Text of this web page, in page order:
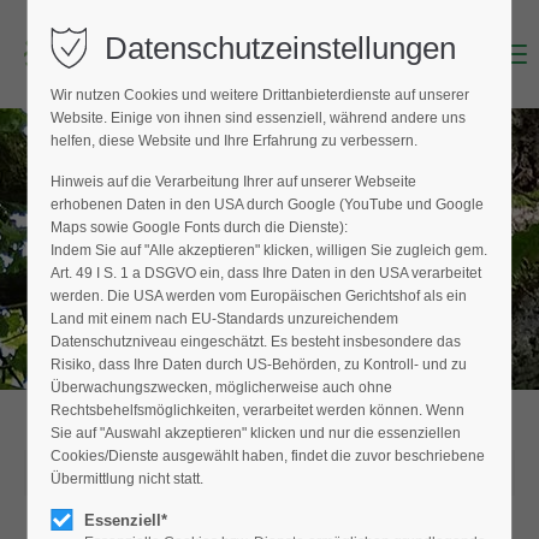
Login
Benutzername (E-Mailadresse)
Passwort
Anmelden
Register|Lost your password?
Support
Menu
AKTUELLE MELDUNGEN
vom Fachverband Baumpflege e.V.
10.03.2022
Datenschutzeinstellungen
Wir nutzen Cookies und weitere Drittanbieterdienste auf unserer
Website. Einige von ihnen sind essenziell, während andere uns
helfen, diese Website und Ihre Erfahrung zu verbessern.
Hinweis auf die Verarbeitung Ihrer auf unserer Webseite
erhobenen Daten in den USA durch Google (YouTube und Google
Maps sowie Google Fonts durch die Dienste):
Indem Sie auf "Alle akzeptieren" klicken, willigen Sie zugleich gem.
Art. 49 I S. 1 a DSGVO ein, dass Ihre Daten in den USA verarbeitet
werden. Die USA werden vom Europäischen Gerichtshof als ein
Land mit einem nach EU-Standards unzureichendem
Datenschutzniveau eingeschätzt. Es besteht insbesondere das
Risiko, dass Ihre Daten durch US-Behörden, zu Kontroll- und zu
Überwachungszwecken, möglicherweise auch ohne
Rechtsbehelfsmöglichkeiten, verarbeitet werden können. Wenn
Sie auf "Auswahl akzeptieren" klicken und nur die essenziellen
Cookies/Dienste ausgewählt haben, findet die zuvor beschriebene
Übermittlung nicht statt.
Essenziell*